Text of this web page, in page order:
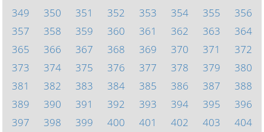
349
350 351 352 353 354 355
356
357
358 359 360 361 362 363
364
365
366 367 368 369 370 371
372
373
374 375 376 377 378 379
380
381
382 383 384 385 386 387
388
389
390 391 392 393 394 395
396
397
398 399 400 401 402 403
404